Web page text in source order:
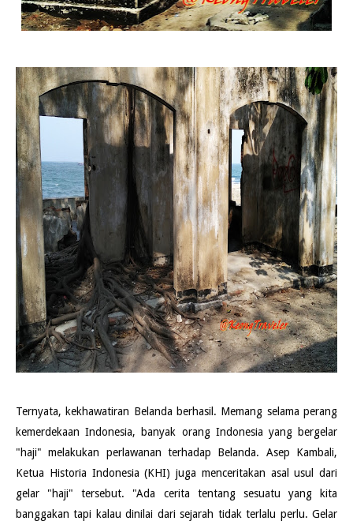
Ternyata, kekhawatiran Belanda berhasil. Memang selama perang
kemerdekaan Indonesia, banyak orang Indonesia yang bergelar
"haji" melakukan perlawanan terhadap Belanda. Asep Kambali,
Ketua Historia Indonesia (KHI) juga menceritakan asal usul dari
gelar "haji" tersebut. "Ada cerita tentang sesuatu yang kita
banggakan tapi kalau dinilai dari sejarah tidak terlalu perlu. Gelar